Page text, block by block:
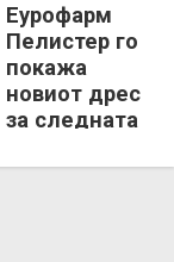
Еурофарм
Пелистер го
покажа
новиот дрес
за следната